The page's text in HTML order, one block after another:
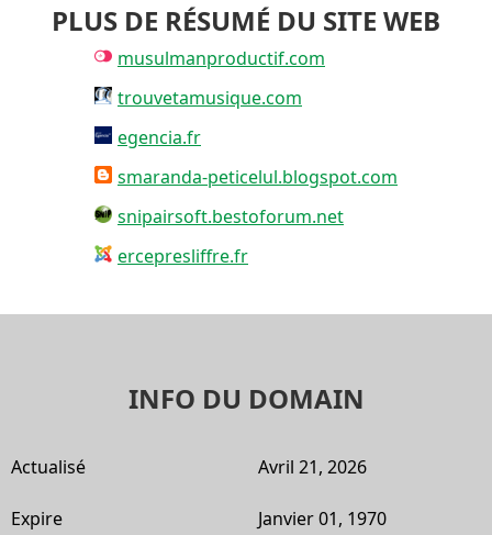
PLUS DE RÉSUMÉ DU SITE WEB
musulmanproductif.com
trouvetamusique.com
egencia.fr
smaranda-peticelul.blogspot.com
snipairsoft.bestoforum.net
ercepresliffre.fr
INFO DU DOMAIN
Actualisé Avril 21, 2026
Expire Janvier 01, 1970